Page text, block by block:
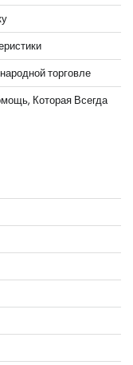
торговле
Которая Всегда